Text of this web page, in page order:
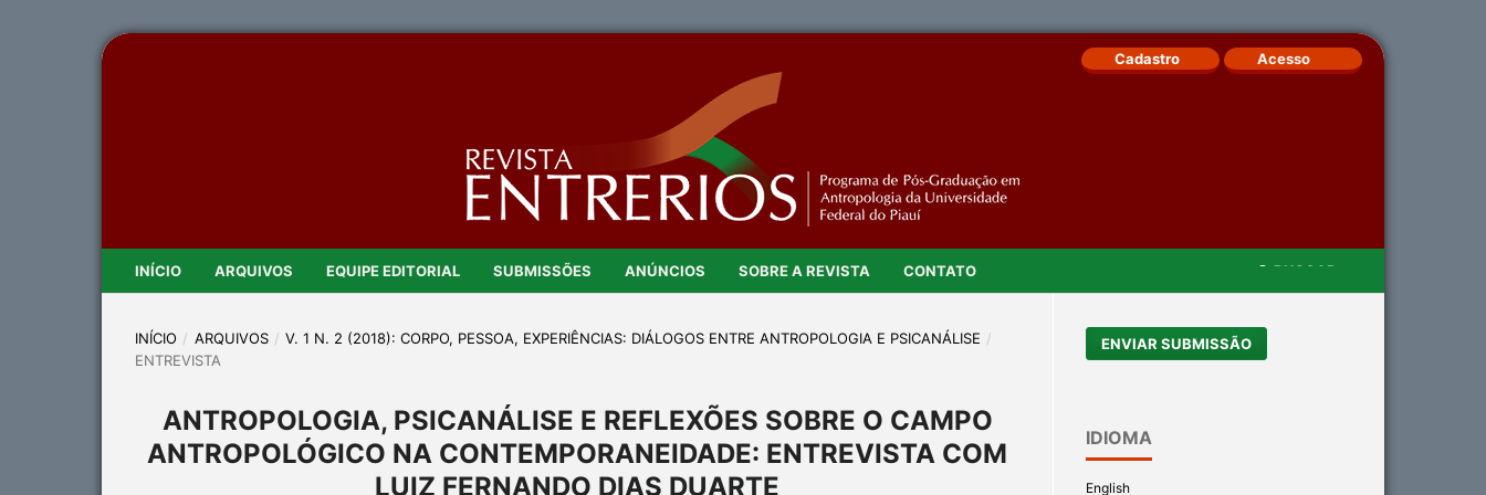
INÍCIO ARQUIVOS EQUIPE EDITORIAL SUBMISSÕES ANÚNCIOS SOBRE A REVISTA CONTATO BUSCAR
Cadastro Acesso
INÍCIO / ARQUIVOS / V. 1 N. 2 (2018): CORPO, PESSOA, EXPERIÊNCIAS: DIÁLOGOS ENTRE ANTROPOLOGIA E PSICANÁLISE /
ENTREVISTA
ANTROPOLOGIA, PSICANÁLISE E REFLEXÕES SOBRE O CAMPO
ANTROPOLÓGICO NA CONTEMPORANEIDADE: ENTREVISTA COM
LUIZ FERNANDO DIAS DUARTE
ENVIAR SUBMISSÃO
IDIOMA
English